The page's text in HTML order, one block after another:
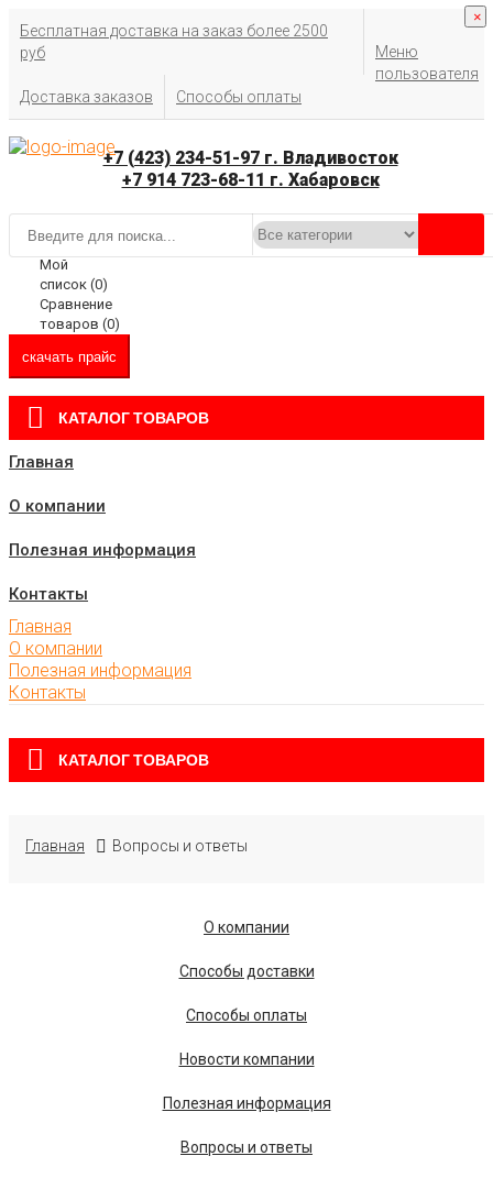
Бесплатная доставка на заказ более 2500
руб
Доставка заказов Способы оплаты
Меню
пользователя
+7 (423) 234-51-97 г. Владивосток
+7 914 723-68-11 г. Хабаровск
Мой
список (0)
Сравнение
товаров (0)
скачать прайс
КАТАЛОГ ТОВАРОВ
Главная
О компании
Полезная информация
Контакты
Главная
О компании
Полезная информация
Контакты
КАТАЛОГ ТОВАРОВ
Главная Вопросы и ответы
О компании
Способы доставки
Способы оплаты
Новости компании
Полезная информация
Вопросы и ответы
×